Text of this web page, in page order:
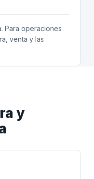
Para operaciones
venta y las
y